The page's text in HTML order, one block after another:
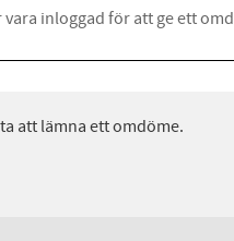
att lämna ett omdöme.